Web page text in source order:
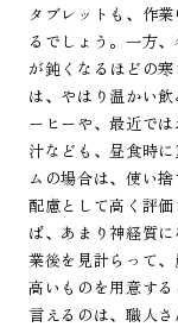
タブレットも、作
るでしょう。一方
が鈍くなるほどの
は、やはり温かい
ーヒーや、最近で
汁なども、昼食時
ムの場合は、使い
配慮として高く評
ば、あまり神経質
業後を見計らって
高いものを用意す
言えるのは、職人